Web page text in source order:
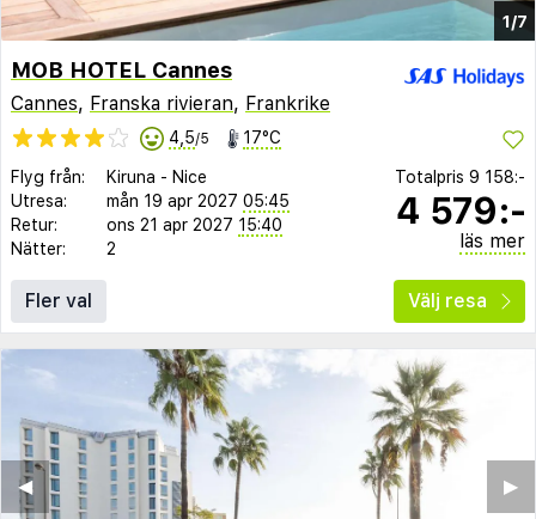
1/7
MOB HOTEL Cannes
Cannes, Franska rivieran, Frankrike
4,5/5 17°C
Flyg från: Kiruna - Nice
Utresa:
mån 19 apr 2027 05:45
Retur:
ons 21 apr 2027 15:40
Nätter:
2
Totalpris 9 158:-
4 579:-
läs mer
Fler val Välj resa
▶︎
◀︎